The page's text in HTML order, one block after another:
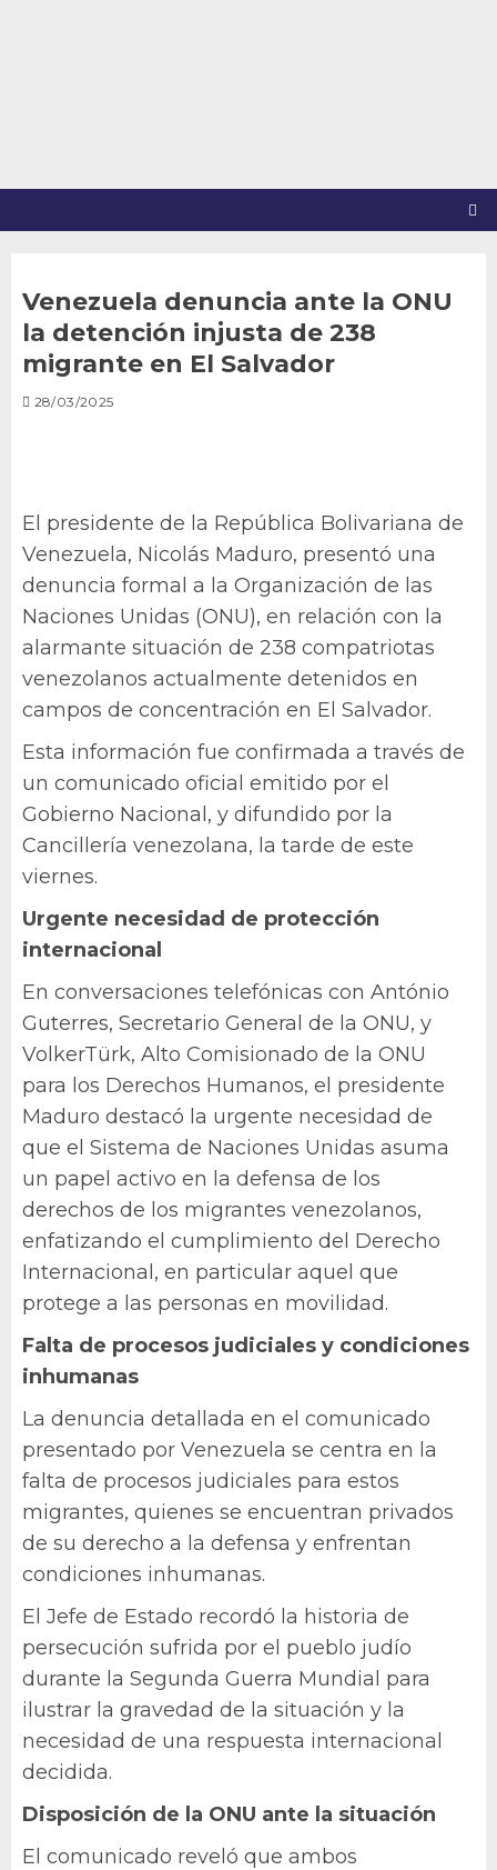
Venezuela denuncia ante la ONU
la detención injusta de 238
migrante en El Salvador
28/03/2025
El presidente de la República Bolivariana de
Venezuela, Nicolás Maduro, presentó una
denuncia formal a la Organización de las
Naciones Unidas (ONU), en relación con la
alarmante situación de 238 compatriotas
venezolanos actualmente detenidos en
campos de concentración en El Salvador.
Esta información fue confirmada a través de
un comunicado oficial emitido por el
Gobierno Nacional, y difundido por la
Cancillería venezolana, la tarde de este
viernes.
Urgente necesidad de protección
internacional
En conversaciones telefónicas con António
Guterres, Secretario General de la ONU, y
VolkerTürk, Alto Comisionado de la ONU
para los Derechos Humanos, el presidente
Maduro destacó la urgente necesidad de
que el Sistema de Naciones Unidas asuma
un papel activo en la defensa de los
derechos de los migrantes venezolanos,
enfatizando el cumplimiento del Derecho
Internacional, en particular aquel que
protege a las personas en movilidad.
Falta de procesos judiciales y condiciones
inhumanas
La denuncia detallada en el comunicado
presentado por Venezuela se centra en la
falta de procesos judiciales para estos
migrantes, quienes se encuentran privados
de su derecho a la defensa y enfrentan
condiciones inhumanas.
El Jefe de Estado recordó la historia de
persecución sufrida por el pueblo judío
durante la Segunda Guerra Mundial para
ilustrar la gravedad de la situación y la
necesidad de una respuesta internacional
decidida.
Disposición de la ONU ante la situación
El comunicado reveló que ambos